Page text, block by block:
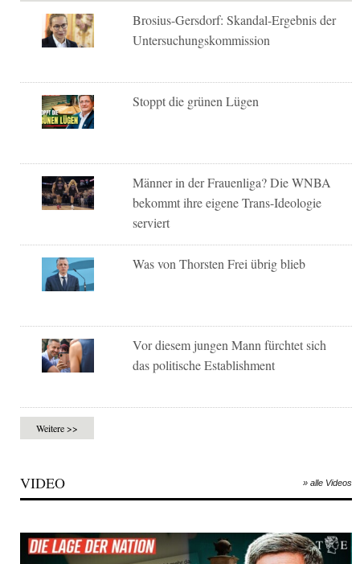
Brosius-Gersdorf: Skandal-Ergebnis der
Untersuchungskommission
Stoppt die grünen Lügen
Männer in der Frauenliga? Die WNBA
bekommt ihre eigene Trans-Ideologie
serviert
Was von Thorsten Frei übrig blieb
Vor diesem jungen Mann fürchtet sich
das politische Establishment
Weitere >>
VIDEO » alle Videos